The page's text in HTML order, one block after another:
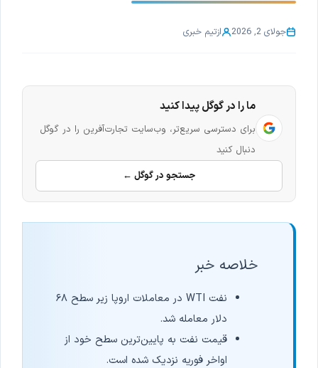
جولای 2, 2026 ازتیم خبری
ما را در گوگل پیدا کنید
برای دسترسی سریع‌تر، وب‌سایت تجارت‌آفرین را در گوگل
دنبال کنید
جستجو در گوگل ←
خلاصه خبر
نفت WTI در معاملات اروپا زیر سطح ۶۸
دلار معامله شد.
قیمت نفت به پایین‌ترین سطح خود از
اواخر فوریه نزدیک شده است.